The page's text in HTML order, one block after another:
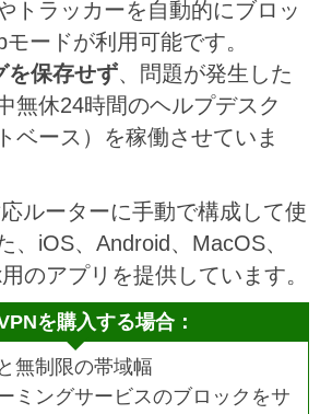
トラッカーを自動的にブロッ
ードが利用可能です。
保存せず、問題が発生した
無休24時間のヘルプデスク
ベース）を稼働させていま
ルーターに手動で構成して使
、iOS、Android、MacOS、
のアプリを提供しています。
を購入する場合：
無制限の帯域幅
ミングサービスのブロックをサ